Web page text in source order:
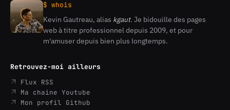
$ whois
Kevin
Gautreau
Kevin Gautreau, alias kgaut. Je bidouille des pages
web à titre professionnel depuis 2009, et pour
m'amuser depuis bien plus longtemps.
Retrouvez-moi ailleurs
Flux RSS
Ma chaine Youtube
Mon profil Github